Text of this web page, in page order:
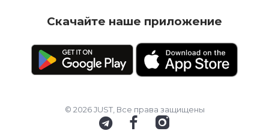
Скачайте наше приложение
© 2026 JUST, Все права защищены